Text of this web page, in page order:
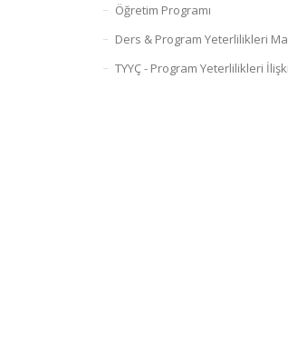
Öğretim Programı
Ders & Program Yeterlilikleri
TYYÇ - Program Yeterlilikleri